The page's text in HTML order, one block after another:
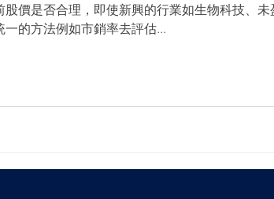
股價是否合理，即使新興的行業如生物科技、
的方法例如市銷率去評估...